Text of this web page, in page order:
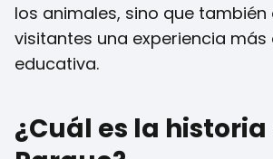
los animales, sino que
visitantes una experiencia
educativa.
¿Cuál es la historia